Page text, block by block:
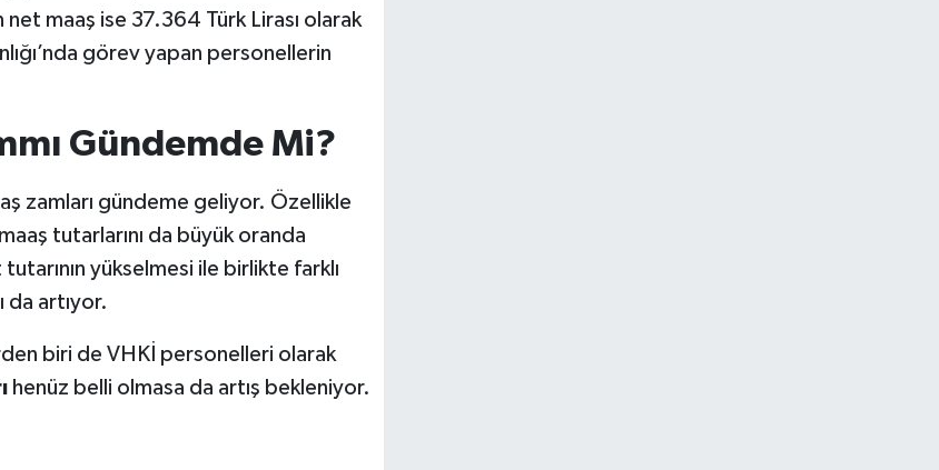
maaş ise 37.364 Türk Lirası olarak
görev yapan personellerin
Gündemde Mi?
zamları gündeme geliyor. Özellikle
tutarlarını da büyük oranda
yükselmesi ile birlikte farklı
da artıyor.
biri de VHKİ personelleri olarak
henüz belli olmasa da artış bekleniyor.